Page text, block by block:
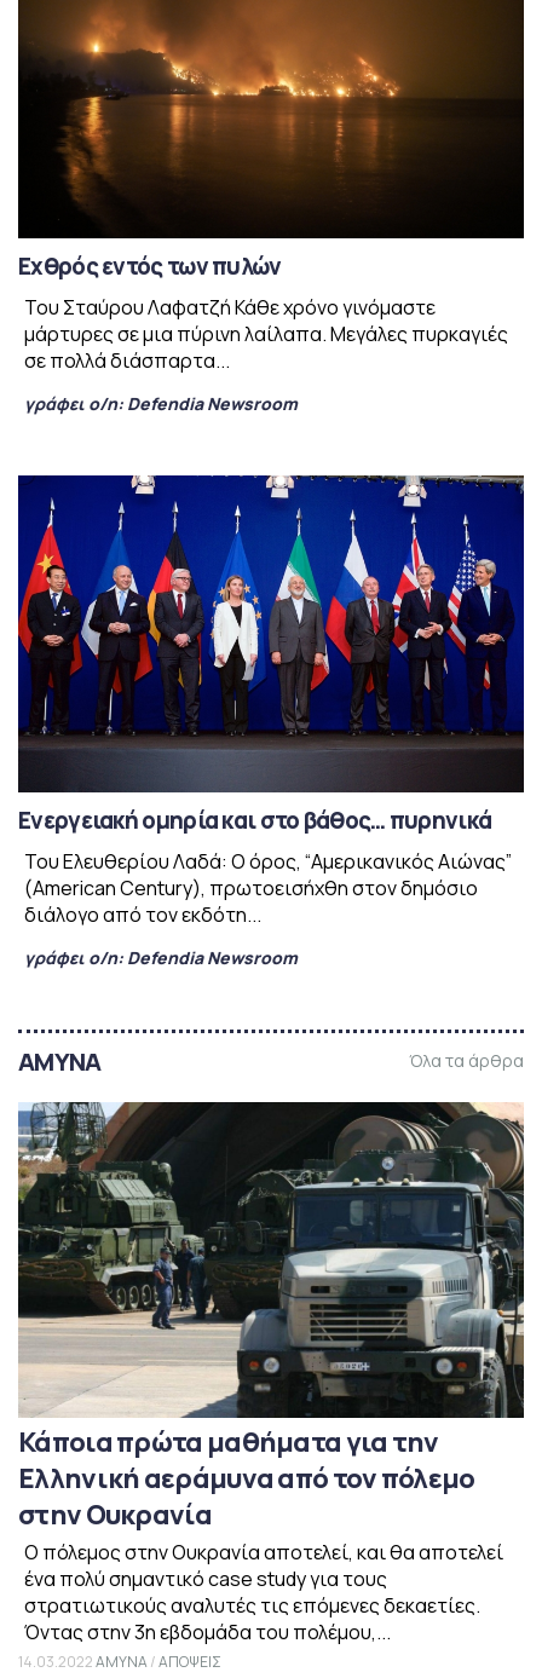
Εχθρός εντός των πυλών
Του Σταύρου Λαφατζή Κάθε χρόνο γινόμαστε
μάρτυρες σε μια πύρινη λαίλαπα. Μεγάλες πυρκαγιές
σε πολλά διάσπαρτα...
γράφει ο/η: Defendia Newsroom
Ενεργειακή ομηρία και στο βάθος… πυρηνικά
Του Ελευθερίου Λαδά: Ο όρος, “Αμερικανικός Αιώνας”
(American Century), πρωτοεισήχθη στον δημόσιο
διάλογο από τον εκδότη...
γράφει ο/η: Defendia Newsroom
ΑΜΥΝΑ Όλα τα άρθρα
Κάποια πρώτα μαθήματα για την
Ελληνική αεράμυνα από τον πόλεμο
στην Ουκρανία
Ο πόλεμος στην Ουκρανία αποτελεί, και θα αποτελεί
ένα πολύ σημαντικό case study για τους
στρατιωτικούς αναλυτές τις επόμενες δεκαετίες.
Όντας στην 3η εβδομάδα του πολέμου,...
14.03.2022ΑΜΥΝΑ/ΑΠΟΨΕΙΣ